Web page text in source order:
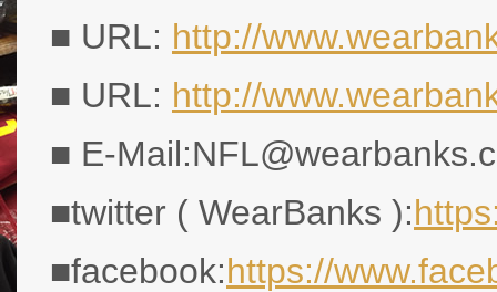
■ URL: http://
■ URL: http://
■ E-
■twitter ( WearBanks ):
■facebook:https://